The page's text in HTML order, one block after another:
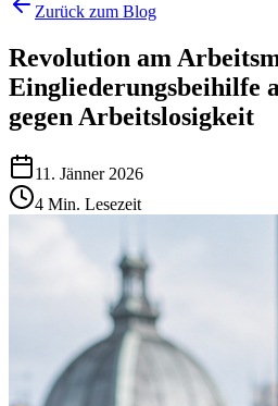
Zurück zum Blog
Revolution am
Eingliederungsbeihilfe
gegen Arbeitslosigkeit
11. Jänner 2026
4 Min. Lesezeit